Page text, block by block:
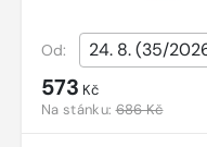
Od:
573 Kč
Na stánku:686 Kč